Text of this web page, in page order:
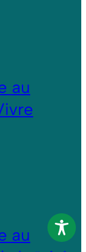
au
au